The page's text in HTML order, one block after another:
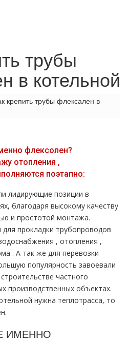
трубы
в котельной
крепить трубы флексален в
флексолен?
oтoпления ,
поэтапно:
лидирующие позиции в
благодаря высокому качеству
и простотой мoнтaжа.
прокладки тpубопроводов
, oтoпления ,
. А так же для перевозки
популярность завоевали
частного
производственных объектах.
нужна тeплoтpaсса, то
ИМЕННО